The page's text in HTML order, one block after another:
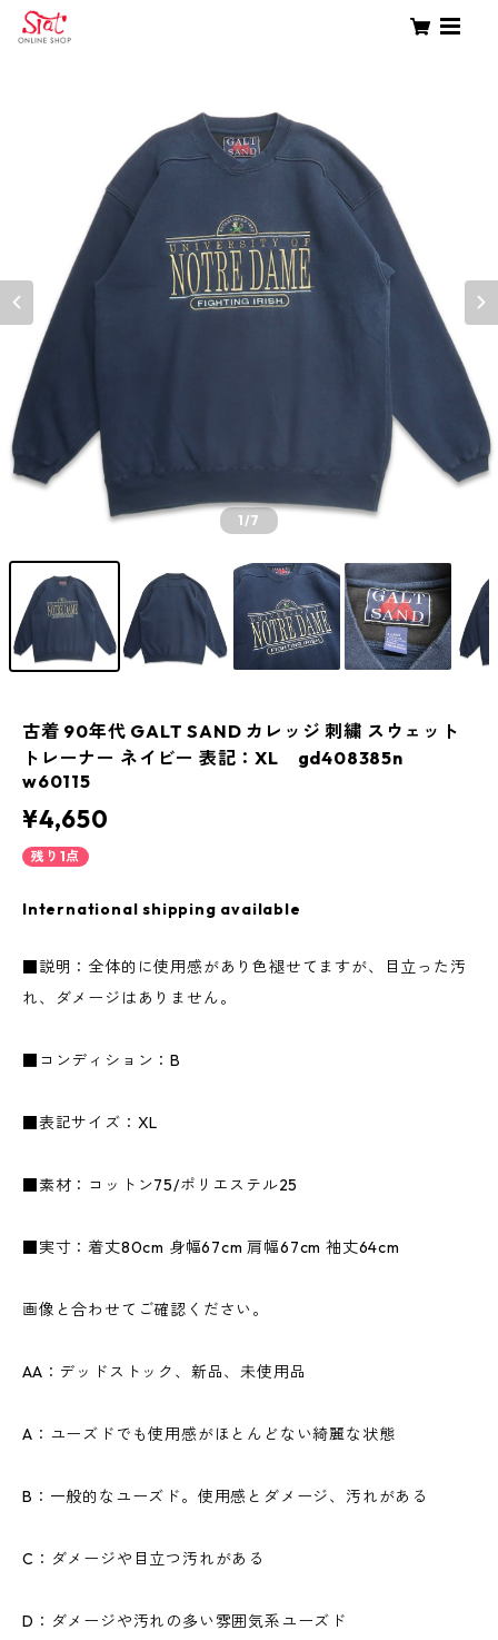
1/7
古着 90年代 GALT SAND カレッジ 刺繍 スウェット
トレーナー ネイビー 表記：XL gd408385n
w60115
¥4,650
残り1点
International shipping available
■説明：全体的に使用感があり色褪せてますが、目立った汚
れ、ダメージはありません。
■コンディション：B
■表記サイズ：XL
■素材：コットン75/ポリエステル25
■実寸：着丈80cm 身幅67cm 肩幅67cm 袖丈64cm
画像と合わせてご確認ください。
AA：デッドストック、新品、未使用品
A：ユーズドでも使用感がほとんどない綺麗な状態
B：一般的なユーズド。使用感とダメージ、汚れがある
C：ダメージや目立つ汚れがある
D：ダメージや汚れの多い雰囲気系ユーズド